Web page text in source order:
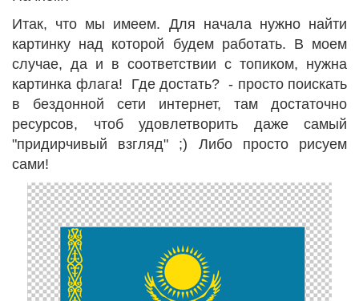
Итак, что мы имеем. Для начала нужно найти
картинку над которой будем работать. В моем
случае, да и в соответствии с топиком, нужна
картинка флага! Где достать? - просто поискать
в бездонной сети интернет, там достаточно
ресурсов, чтоб удовлетворить даже самый
"придирчивый взгляд" ;) Либо просто рисуем
сами!